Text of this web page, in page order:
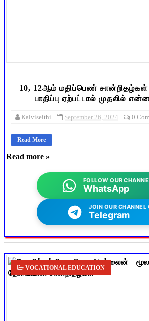
10, 12ஆம் மதிப்பெண்
பாதிப்பு ஏற்பட்டால் முதலில்
Kalviseithi September 26, 2024 0
Read More
Read more »
FOLLOW OUR
WhatsApp
JOIN OUR CHANNEL
Telegram
VOCATIONAL EDUCATION